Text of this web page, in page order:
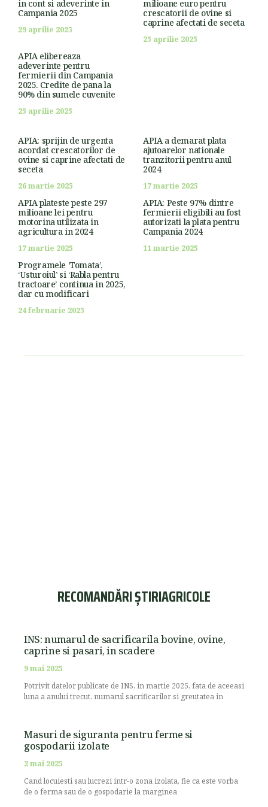
in cont si adeverinte in
Campania 2025
29 aprilie 2025
milioane euro pentru
crescatorii de ovine si
caprine afectati de seceta
25 aprilie 2025
APIA elibereaza
adeverinte pentru
fermierii din Campania
2025. Credite de pana la
90% din sumele cuvenite
25 aprilie 2025
APIA: sprijin de urgenta
acordat crescatorilor de
ovine si caprine afectati de
seceta
26 martie 2025
APIA a demarat plata
ajutoarelor nationale
tranzitorii pentru anul
2024
17 martie 2025
APIA plateste peste 297
milioane lei pentru
motorina utilizata in
agricultura in 2024
17 martie 2025
APIA: Peste 97% dintre
fermierii eligibili au fost
autorizati la plata pentru
Campania 2024
11 martie 2025
Programele ‘Tomata’,
‘Usturoiul’ si ‘Rabla pentru
tractoare’ continua in 2025,
dar cu modificari
24 februarie 2025
RECOMANDĂRI ȘTIRIAGRICOLE
INS: numarul de sacrificarila bovine, ovine,
caprine si pasari, in scadere
9 mai 2025
Potrivit datelor publicate de INS, in martie 2025, fata de aceeasi
luna a anului trecut, numarul sacrificarilor si greutatea in
Masuri de siguranta pentru ferme si
gospodarii izolate
2 mai 2025
Cand locuiesti sau lucrezi intr-o zona izolata, fie ca este vorba
de o ferma sau de o gospodarie la marginea